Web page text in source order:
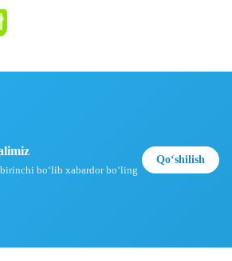
boʻlib xabardor boʻling
Qoʻshilish